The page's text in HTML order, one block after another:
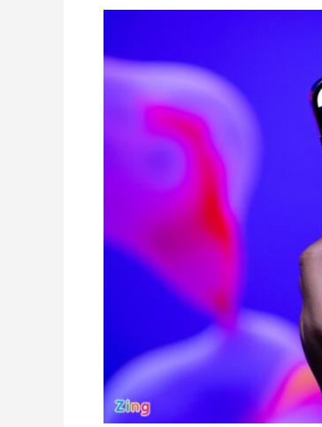
Khách Hàng
Mua Hàng Trả Góp
Check Bảo Hành